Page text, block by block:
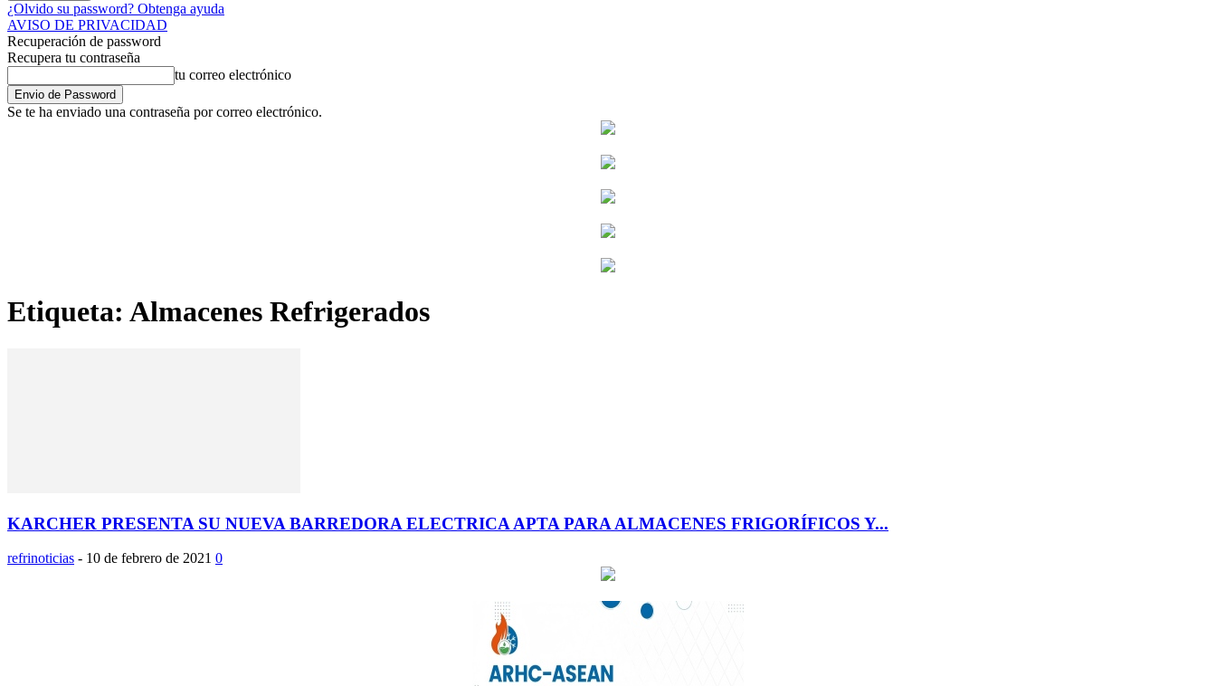
¿Olvido su password? Obtenga ayuda
AVISO DE PRIVACIDAD
Recuperación de password
Recupera tu contraseña
tu correo electrónico
Se te ha enviado una contraseña por correo electrónico.
Etiqueta: Almacenes Refrigerados
KARCHER PRESENTA SU NUEVA BARREDORA ELECTRICA APTA PARA ALMACENES FRIGORÍFICOS Y...
refrinoticias - 10 de febrero de 2021 0